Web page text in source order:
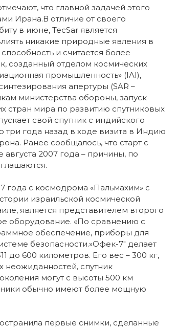
что главной задачей этого
Ирана.В отличие от своего
в июне, TecSar является
никакие природные явления в
и считается более
созданный отделом космических
промышленность» (IAI),
апертуры (SAR –
министерства обороны, запуск
стран мира по развитию спутниковых
свой спутник с индийского
года назад в ходе визита в Индию
Ранее сообщалось, что старт с
2007 года – причины, по
года с космодрома «Пальмахим» с
израильской космической
является представителем второго
оборудование. «По сравнению с
обеспечение, приборы для
безопасности.»Офек-7″ делает
до 600 километров. Его вес – 300 кг,
неожиданностей, спутник
могут с высоты 500 км
обычно имеют более мощную
первые снимки, сделанные